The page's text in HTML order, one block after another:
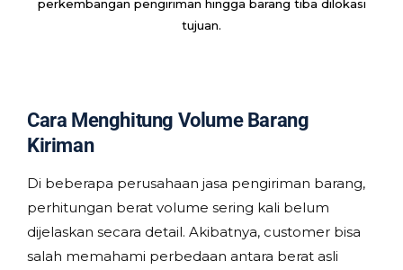
perkembangan pengiriman hingga barang tiba dilokasi
tujuan.
Cara Menghitung Volume Barang
Kiriman
Di beberapa perusahaan jasa pengiriman barang,
perhitungan berat volume sering kali belum
dijelaskan secara detail. Akibatnya, customer bisa
salah memahami perbedaan antara berat asli